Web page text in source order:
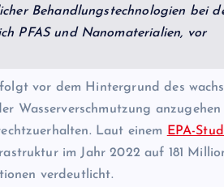
Behandlungstechnologien bei
PFAS und Nanomaterialien, vor
vor dem Hintergrund des
Wasserverschmutzung
Laut einem
EPA-
im Jahr 2022 auf 181
verdeutlicht.